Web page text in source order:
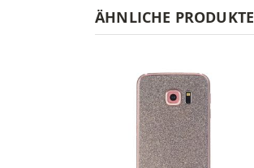
ÄHNLICHE PRODUKTE